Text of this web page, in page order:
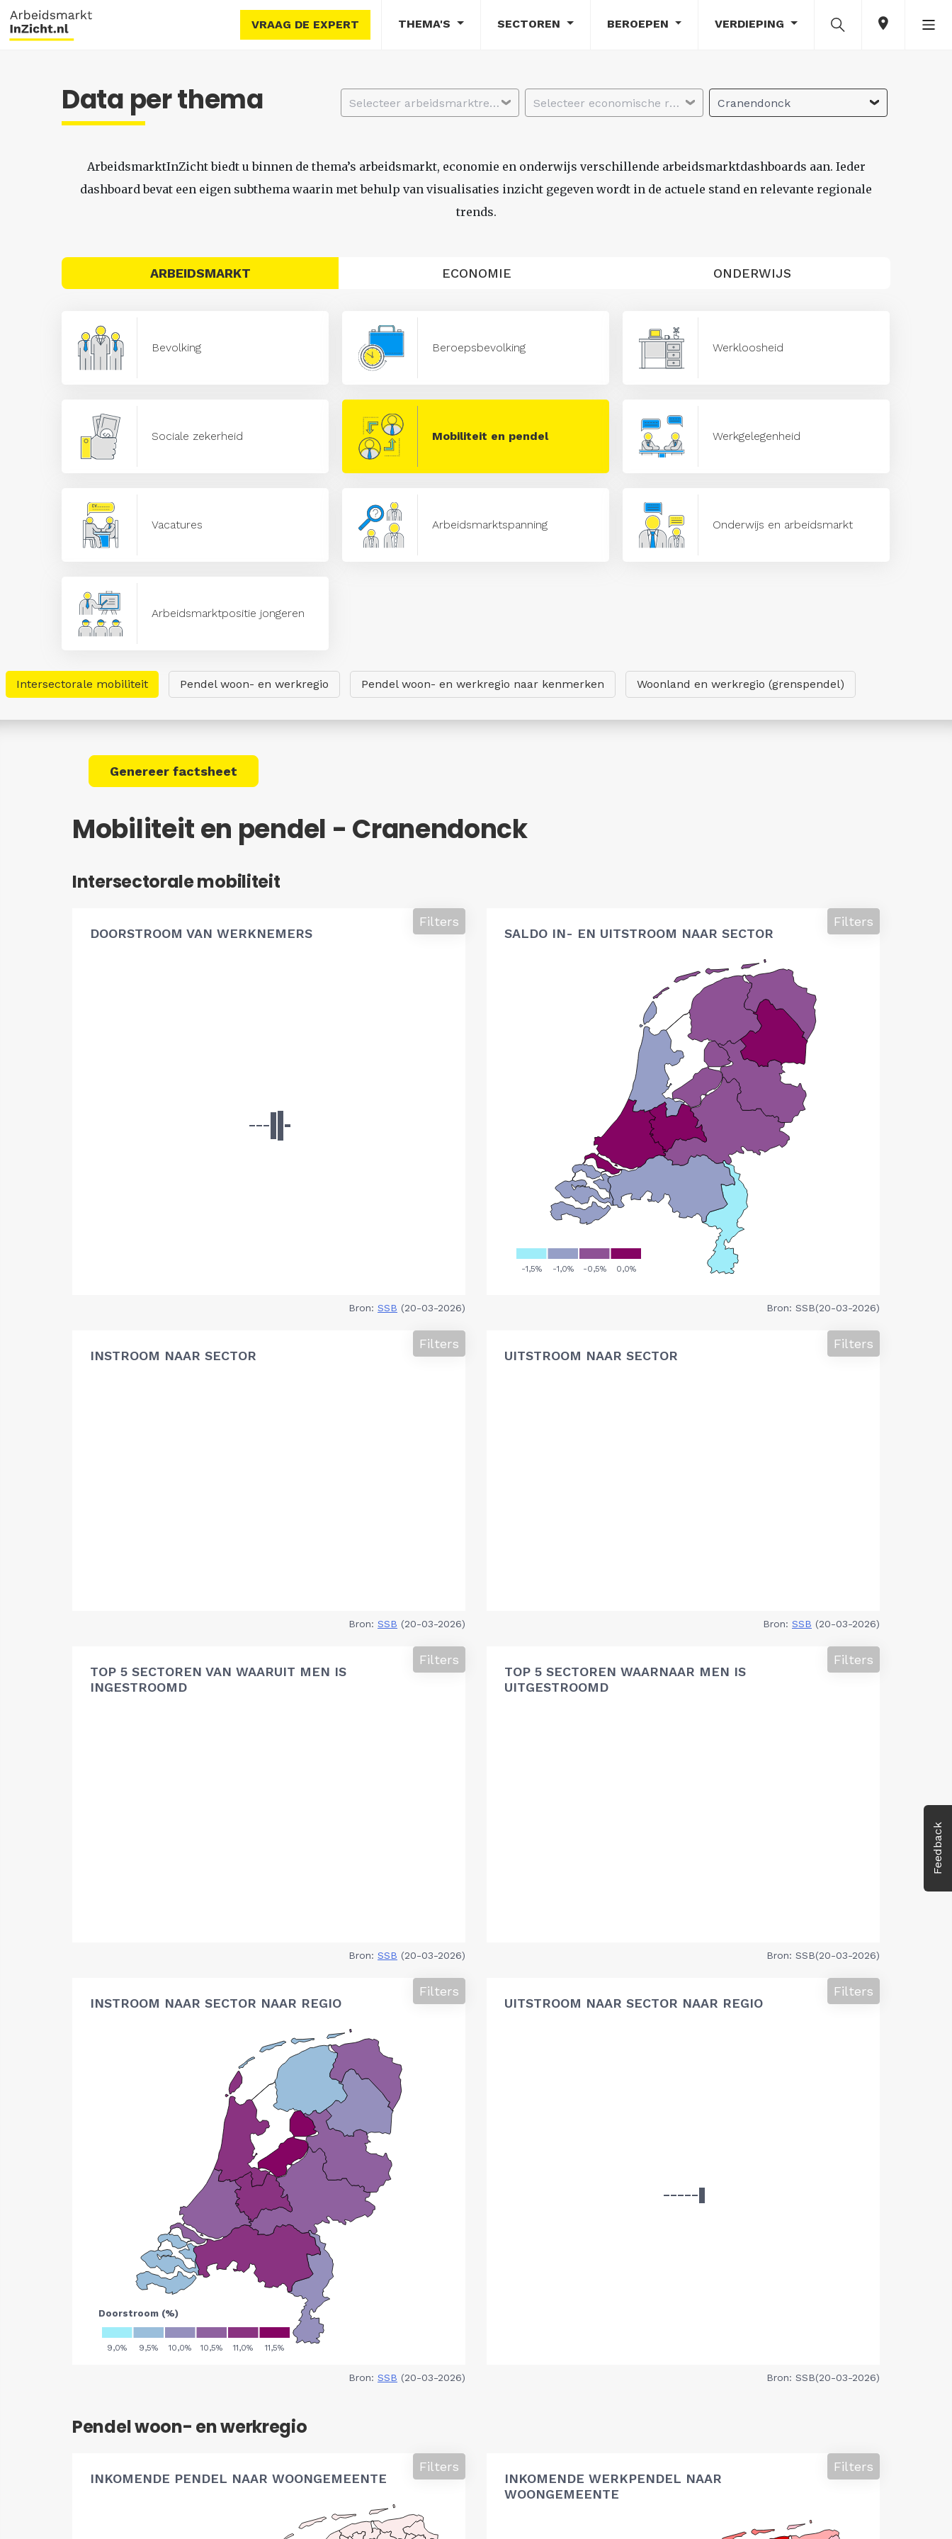
VRAAG DE EXPERT THEMA'S SECTOREN BEROEPEN VERDIEPING
Feedback
Data per thema Selecteer arbeidsmarktregio Selecteer economische regio Cranendonck
ArbeidsmarktInZicht biedt u binnen de thema’s arbeidsmarkt, economie en onderwijs verschillende arbeidsmarktdashboards aan. Ieder
dashboard bevat een eigen subthema waarin met behulp van visualisaties inzicht gegeven wordt in de actuele stand en relevante regionale
trends.
ARBEIDSMARKT ECONOMIE ONDERWIJS
Bevolking Beroepsbevolking Werkloosheid
Sociale zekerheid Mobiliteit en pendel Werkgelegenheid
Vacatures Arbeidsmarktspanning Onderwijs en arbeidsmarkt
Arbeidsmarktpositie jongeren
Intersectorale mobiliteit Pendel woon- en werkregio Pendel woon- en werkregio naar kenmerken Woonland en werkregio (grenspendel)
Genereer factsheet
Mobiliteit en pendel - Cranendonck
Intersectorale mobiliteit
DOORSTROOM VAN WERKNEMERS
Filters
Bron: SSB (20-03-2026)
SALDO IN- EN UITSTROOM NAAR SECTOR
Filters
Bron: SSB(20-03-2026)
INSTROOM NAAR SECTOR
Filters
Bron: SSB (20-03-2026)
UITSTROOM NAAR SECTOR
Filters
Bron: SSB (20-03-2026)
TOP 5 SECTOREN VAN WAARUIT MEN IS
INGESTROOMD
Filters
Bron: SSB (20-03-2026)
TOP 5 SECTOREN WAARNAAR MEN IS
UITGESTROOMD
Filters
Bron: SSB(20-03-2026)
INSTROOM NAAR SECTOR NAAR REGIO
Filters
Bron: SSB (20-03-2026)
UITSTROOM NAAR SECTOR NAAR REGIO
Filters
Bron: SSB(20-03-2026)
Pendel woon- en werkregio
INKOMENDE PENDEL NAAR WOONGEMEENTE
Filters
INKOMENDE WERKPENDEL NAAR
WOONGEMEENTE
Filters